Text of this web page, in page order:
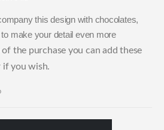
this design with chocolates,
make your detail even more
the purchase you can add these
if you wish.